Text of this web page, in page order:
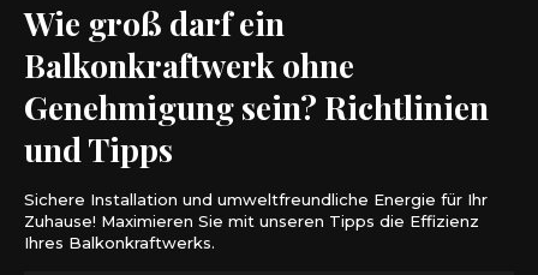
Wie groß darf ein
Balkonkraftwerk ohne
Genehmigung sein? Richtlinien
und Tipps
Sichere Installation und umweltfreundliche Energie für Ihr
Zuhause! Maximieren Sie mit unseren Tipps die Effizienz
Ihres Balkonkraftwerks.